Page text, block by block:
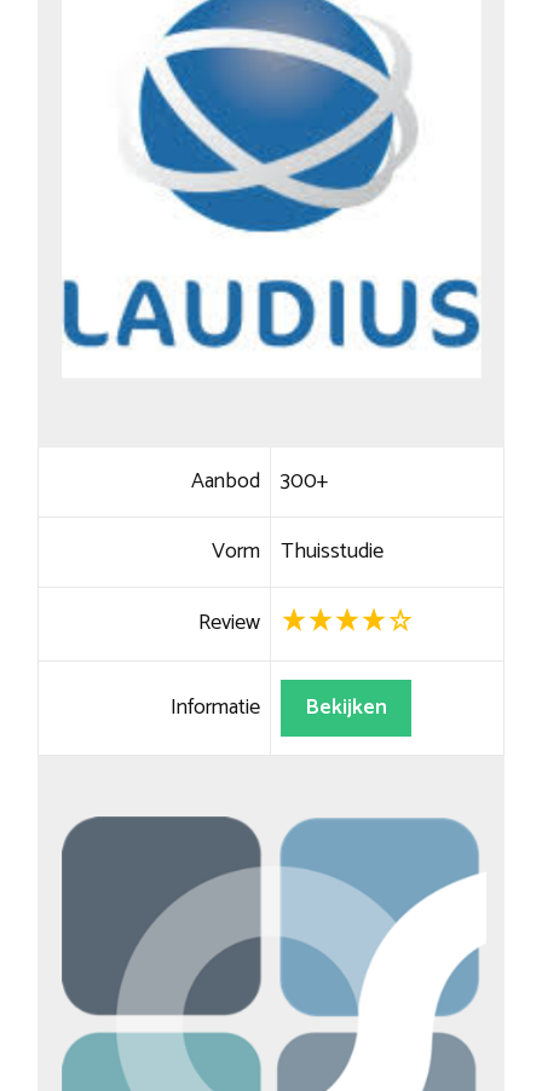
Aanbod 300+
Vorm Thuisstudie
Review
Informatie Bekijken